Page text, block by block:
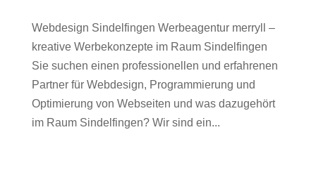
Webdesign Sindelfingen Werbeagentur merryll –
kreative Werbekonzepte im Raum Sindelfingen
Sie suchen einen professionellen und erfahrenen
Partner für Webdesign, Programmierung und
Optimierung von Webseiten und was dazugehört
im Raum Sindelfingen? Wir sind ein...